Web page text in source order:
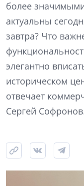
более
актуальны
завтра? Что
элегантно
историческом
отвечает
Сергей